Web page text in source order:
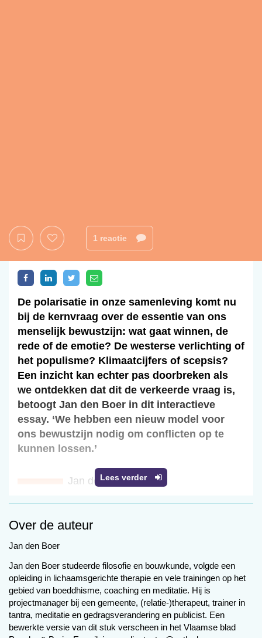
1 reactie
Lees verder
De polarisatie in onze samenleving komt nu
bij de kernvraag over de essentie van ons
menselijk bewustzijn: wat gaat winnen, de
rede of de emotie? De westerse verlichting of
het populisme? Klimaatcijfers of scepsis?
Een inzicht kan echter pas doorbreken als
we ontdekken dat dit de verkeerde vraag is,
betoogt Jan den Boer in dit interactieve
essay. ‘We hebben een nieuw model voor
ons bewustzijn nodig om conflicten op te
kunnen lossen.’
Jan den Boer
de mensheid tegen alle
verwachtingen in te triomferen
dankzij iets wat de aliens, de
robots en de supercomputer niet
verwachten en niet begrijpen:
liefde.’
Over de auteur
Jan den Boer
Jan den Boer studeerde filosofie en bouwkunde, volgde een
opleiding in lichaamsgerichte therapie en vele trainingen op het
gebied van boeddhisme, coaching en meditatie. Hij is
projectmanager bij een gemeente, (relatie-)therapeut, trainer in
tantra, meditatie en gedragsverandering en publicist. Een
bewerkte versie van dit stuk verscheen in het Vlaamse blad